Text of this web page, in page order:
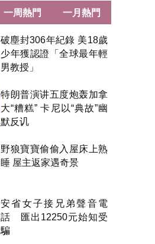
破塵封306年紀錄 美18歲
少年獲認證「全球最年輕
男教授」
特朗普演讲五度炮轰加拿
大“糟糕” 卡尼以“典故”幽
默反讥
野狼寶寶偷偷入屋床上熟
睡 屋主返家遇奇景
安省女子接兄弟聲音電
話 匯出12250元始知受
騙
一周熱門 一月熱門